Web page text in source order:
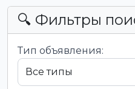
🔍 Фильтры
Тип объявления: